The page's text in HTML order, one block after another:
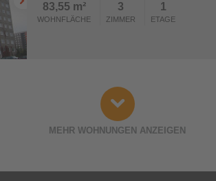
83,55 m²
WOHNFLÄCHE
3
ZIMMER
1
ETAGE
MEHR WOHNUNGEN ANZEIGEN